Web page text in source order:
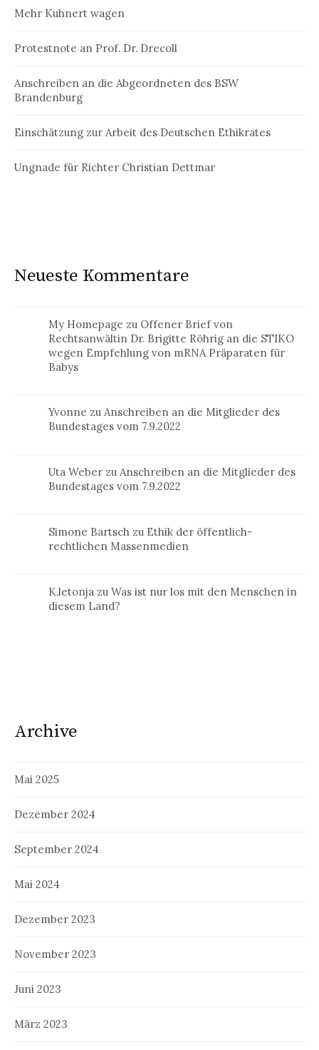
Mehr Kuhnert wagen
Protestnote an Prof. Dr. Drecoll
Anschreiben an die Abgeordneten des BSW
Brandenburg
Einschätzung zur Arbeit des Deutschen Ethikrates
Ungnade für Richter Christian Dettmar
Neueste Kommentare
My Homepage zu Offener Brief von
Rechtsanwältin Dr. Brigitte Röhrig an die STIKO
wegen Empfehlung von mRNA Präparaten für
Babys
Yvonne zuAnschreiben an die Mitglieder des
Bundestages vom 7.9.2022
Uta Weber zuAnschreiben an die Mitglieder des
Bundestages vom 7.9.2022
Simone Bartsch zu Ethik der öffentlich-
rechtlichen Massenmedien
K.letonja zuWas ist nur los mit den Menschen in
diesem Land?
Archive
Mai 2025
Dezember 2024
September 2024
Mai 2024
Dezember 2023
November 2023
Juni 2023
März 2023